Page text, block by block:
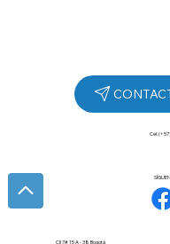
Cel:
Cll 7# 15 A - 38 Bogotá